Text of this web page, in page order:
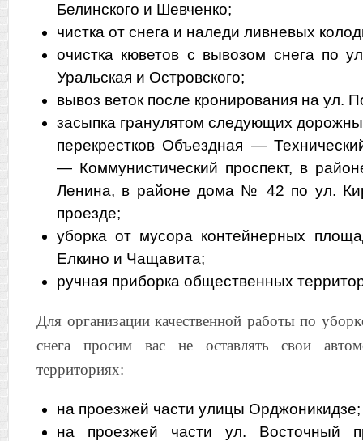
Белинского и Шевченко;
чистка от снега и наледи ливневых
очистка кюветов с вывозом снега по
Уральская и Островского;
вывоз веток после кронирования на ул.
засыпка гранулятом следующих
перекрестков Объездная —
— Коммунистический проспект, в
Ленина, в районе дома № 42 по ул.
проезде;
уборка от мусора контейнерных
Елкино и Чащавита;
ручная приборка общественных
Для организации качественной работы по
снега просим вас не оставлять свои
территориях:
на проезжей части улицы Орджоникидзе;
на проезжей части ул. Восточный